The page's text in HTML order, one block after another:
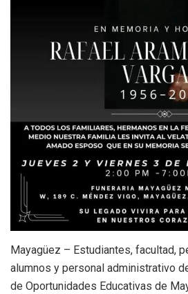
Mayagüez – Estudiantes, facultad,
alumnos y personal administrativo
de Oportunidades Educativas de